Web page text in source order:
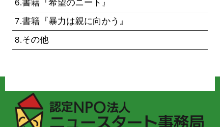
6.書籍『希望のニート』
7.書籍『暴力は親に向かう』
8.その他